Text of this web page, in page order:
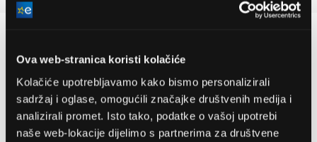
Ova web-stranica koristi kolačiće
Kolačiće upotrebljavamo kako bismo personalizirali
sadržaj i oglase, omogućili značajke društvenih medija i
analizirali promet. Isto tako, podatke o vašoj upotrebi
naše web-lokacije dijelimo s partnerima za društvene